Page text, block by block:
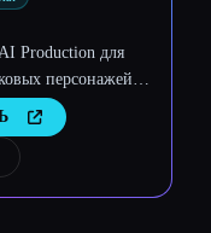
Production для
персонажей,
и видео